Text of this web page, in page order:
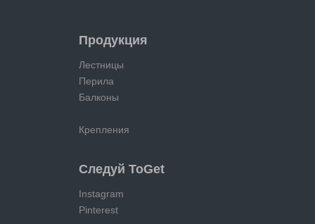
Продукция
Лестницы
Перила
Балконы
Крепления
Следуй ToGet
Instagram
Pinterest